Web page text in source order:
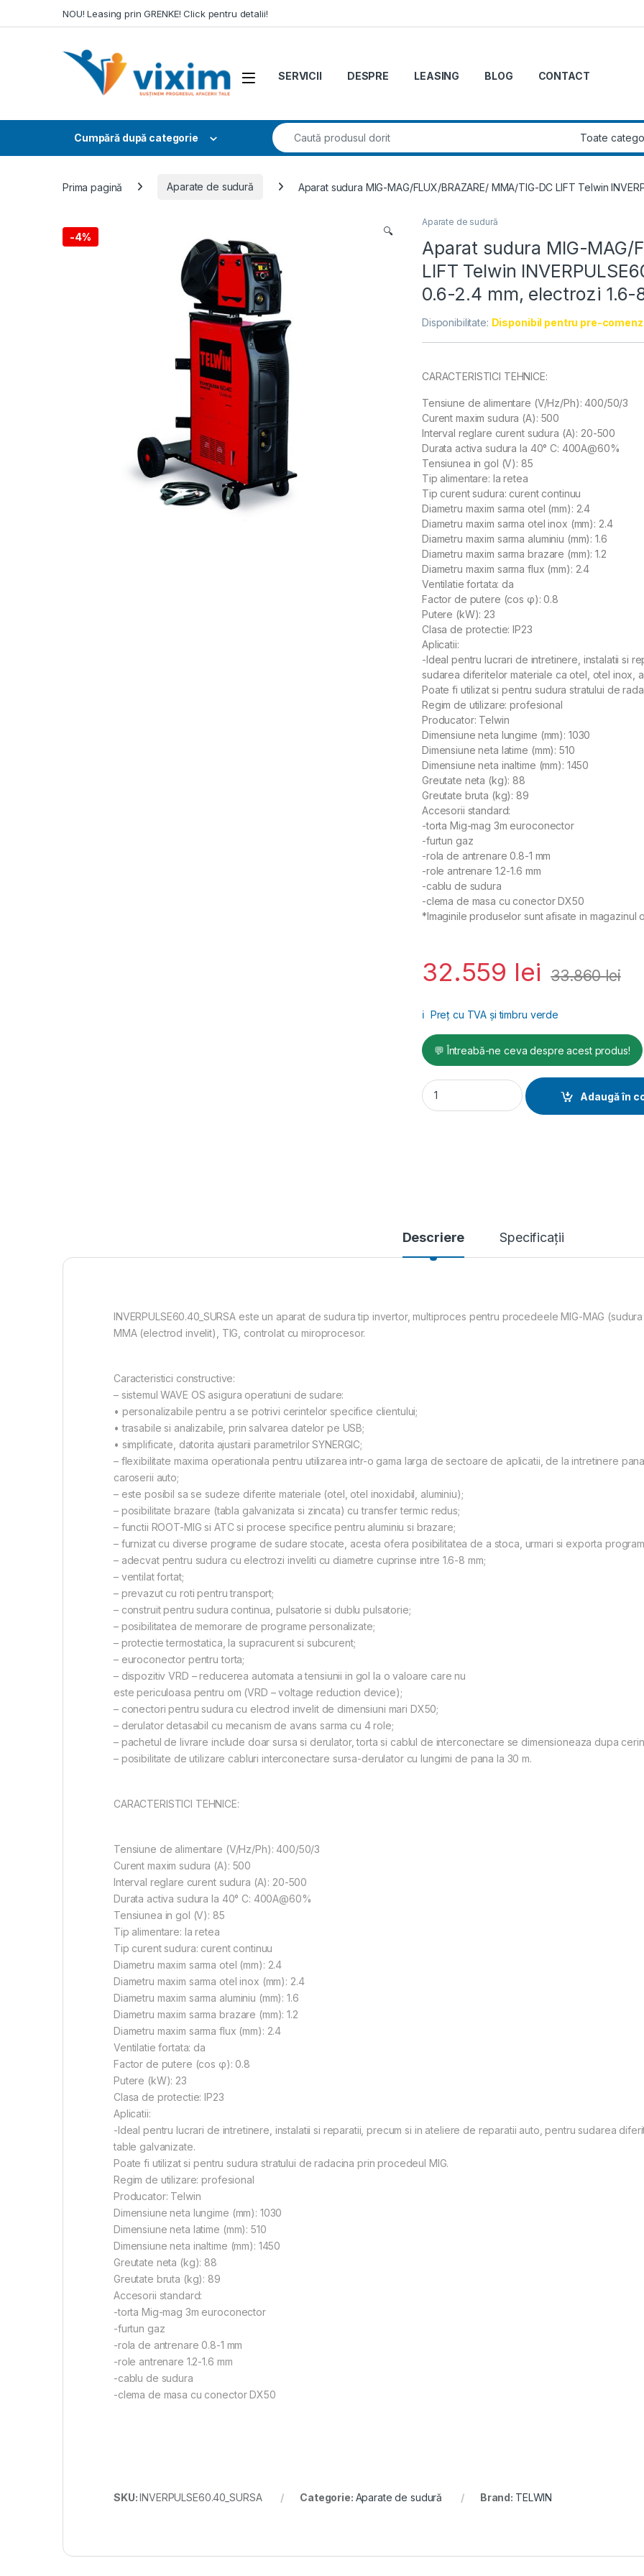
NOU! Leasing prin GRENKE! Click pentru detalii!
SERVICII DESPRE LEASING BLOG CONTACT
Cumpără după categorie
Search for:
Prima pagină Aparate de sudură Aparat sudura MIG-MAG/FLUX/BRAZARE/ MMA/TIG-DC LIFT Telwin
-4% 🔍
Aparate de sudură
Aparat sudura MIG-MAG/
LIFT Telwin
0.6-2.4 mm, electrozi
Disponibilitate: Disponibil pentru pre-
CARACTERISTICI TEHNICE:
Tensiune de alimentare (V/Hz/Ph): 400/50/3
Curent maxim sudura (A): 500
Interval reglare curent sudura (A): 20-500
Durata activa sudura la 40° C: 400A@60%
Tensiunea in gol (V): 85
Tip alimentare: la retea
Tip curent sudura: curent continuu
Diametru maxim sarma otel (mm): 2.4
Diametru maxim sarma otel inox (mm): 2.4
Diametru maxim sarma aluminiu (mm): 1.6
Diametru maxim sarma brazare (mm): 1.2
Diametru maxim sarma flux (mm): 2.4
Ventilatie fortata: da
Factor de putere (cos φ): 0.8
Putere (kW): 23
Clasa de protectie: IP23
Aplicatii:
-Ideal pentru lucrari de intretinere, instalatii si
sudarea diferitelor materiale ca otel, otel inox,
Poate fi utilizat si pentru sudura stratului de
Regim de utilizare: profesional
Producator: Telwin
Dimensiune neta lungime (mm): 1030
Dimensiune neta latime (mm): 510
Dimensiune neta inaltime (mm): 1450
Greutate neta (kg): 88
Greutate bruta (kg): 89
Accesorii standard:
-torta Mig-mag 3m euroconector
-furtun gaz
-rola de antrenare 0.8-1 mm
-role antrenare 1.2-1.6 mm
-cablu de sudura
-clema de masa cu conector DX50
*Imaginile produselor sunt afisate in magazinul
32.559 lei 33.860lei
ℹ️ Preț cu TVA și timbru verde
💬 Întreabă-ne ceva despre acest produs!
Aparat sudura MIG-MAG/FLUX/
Adaugă în
Descriere Specificații
INVERPULSE60.40_SURSA este un aparat de sudura tip invertor, multiproces pentru procedeele MIG-MAG
MMA (electrod invelit), TIG, controlat cu miroprocesor.
Caracteristici constructive:
– sistemul WAVE OS asigura operatiuni de sudare:
• personalizabile pentru a se potrivi cerintelor specifice clientului;
• trasabile si analizabile, prin salvarea datelor pe USB;
• simplificate, datorita ajustarii parametrilor SYNERGIC;
– flexibilitate maxima operationala pentru utilizarea intr-o gama larga de sectoare de aplicatii, de la intretinere
caroserii auto;
– este posibil sa se sudeze diferite materiale (otel, otel inoxidabil, aluminiu);
– posibilitate brazare (tabla galvanizata si zincata) cu transfer termic redus;
– functii ROOT-MIG si ATC si procese specifice pentru aluminiu si brazare;
– furnizat cu diverse programe de sudare stocate, acesta ofera posibilitatea de a stoca, urmari si exporta
– adecvat pentru sudura cu electrozi inveliti cu diametre cuprinse intre 1.6-8 mm;
– ventilat fortat;
– prevazut cu roti pentru transport;
– construit pentru sudura continua, pulsatorie si dublu pulsatorie;
– posibilitatea de memorare de programe personalizate;
– protectie termostatica, la supracurent si subcurent;
– euroconector pentru torta;
– dispozitiv VRD – reducerea automata a tensiunii in gol la o valoare care nu
este periculoasa pentru om (VRD – voltage reduction device);
– conectori pentru sudura cu electrod invelit de dimensiuni mari DX50;
– derulator detasabil cu mecanism de avans sarma cu 4 role;
– pachetul de livrare include doar sursa si derulator, torta si cablul de interconectare se dimensioneaza dupa
– posibilitate de utilizare cabluri interconectare sursa-derulator cu lungimi de pana la 30 m.
CARACTERISTICI TEHNICE:
Tensiune de alimentare (V/Hz/Ph): 400/50/3
Curent maxim sudura (A): 500
Interval reglare curent sudura (A): 20-500
Durata activa sudura la 40° C: 400A@60%
Tensiunea in gol (V): 85
Tip alimentare: la retea
Tip curent sudura: curent continuu
Diametru maxim sarma otel (mm): 2.4
Diametru maxim sarma otel inox (mm): 2.4
Diametru maxim sarma aluminiu (mm): 1.6
Diametru maxim sarma brazare (mm): 1.2
Diametru maxim sarma flux (mm): 2.4
Ventilatie fortata: da
Factor de putere (cos φ): 0.8
Putere (kW): 23
Clasa de protectie: IP23
Aplicatii:
-Ideal pentru lucrari de intretinere, instalatii si reparatii, precum si in ateliere de reparatii auto, pentru sudarea
table galvanizate.
Poate fi utilizat si pentru sudura stratului de radacina prin procedeul MIG.
Regim de utilizare: profesional
Producator: Telwin
Dimensiune neta lungime (mm): 1030
Dimensiune neta latime (mm): 510
Dimensiune neta inaltime (mm): 1450
Greutate neta (kg): 88
Greutate bruta (kg): 89
Accesorii standard:
-torta Mig-mag 3m euroconector
-furtun gaz
-rola de antrenare 0.8-1 mm
-role antrenare 1.2-1.6 mm
-cablu de sudura
-clema de masa cu conector DX50
SKU:INVERPULSE60.40_SURSA Categorie: Aparate de sudură Brand: TELWIN